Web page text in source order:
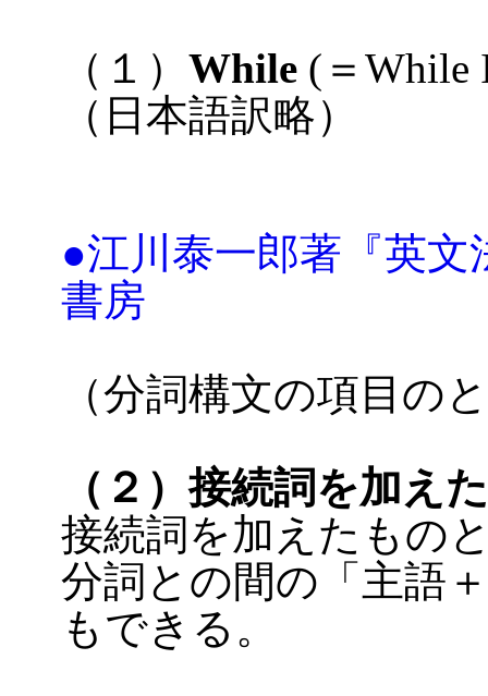
（１）While (＝While
（日本語訳略）
●江川泰一郎著『英
書房
（分詞構文の項目の
（２）接続詞を加え
接続詞を加えたもの
分詞との間の「主語
もできる。